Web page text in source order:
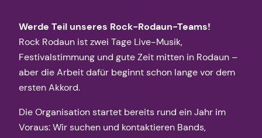
Werde Teil unseres Rock-Rodaun-Teams!
Rock Rodaun ist zwei Tage Live-Musik,
Festivalstimmung und gute Zeit mitten in Rodaun –
aber die Arbeit dafür beginnt schon lange vor dem
ersten Akkord.
Die Organisation startet bereits rund ein Jahr im
Voraus: Wir suchen und kontaktieren Bands,